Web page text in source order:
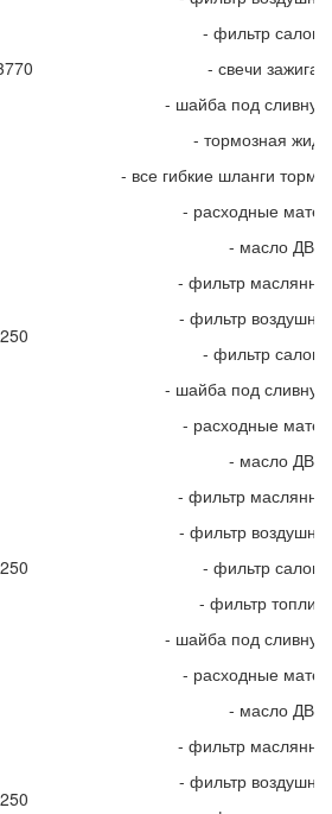
- фильтр
- свечи
- шайба под
- тормозная
- все гибкие шланги
- расходные
- масло ДВС
- фильтр
- фильтр
- фильтр
- шайба под
- расходные
- масло ДВС
- фильтр
- фильтр
- фильтр
- фильтр
- шайба под
- расходные
- масло ДВС
- фильтр
- фильтр